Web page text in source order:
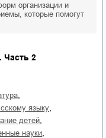
организации и
которые помогут
Часть 2
языку
детей
науки